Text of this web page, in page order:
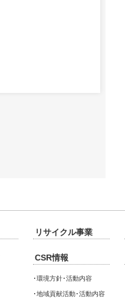
リサイクル事業
CSR情報
･環境方針･活動内容
･地域貢献活動･活動内容